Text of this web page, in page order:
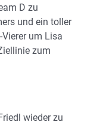
D zu
und ein toller
um Lisa
zum
wieder zu